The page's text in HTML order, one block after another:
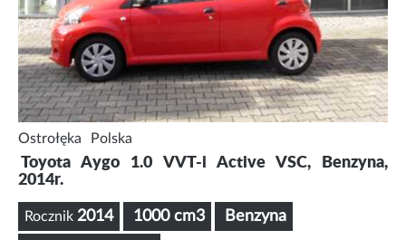
Ostrołęka Polska
Toyota Aygo 1.0 VVT-i Active VSC, Benzyna,
2014r.
Rocznik 2014 1000 cm3 Benzyna